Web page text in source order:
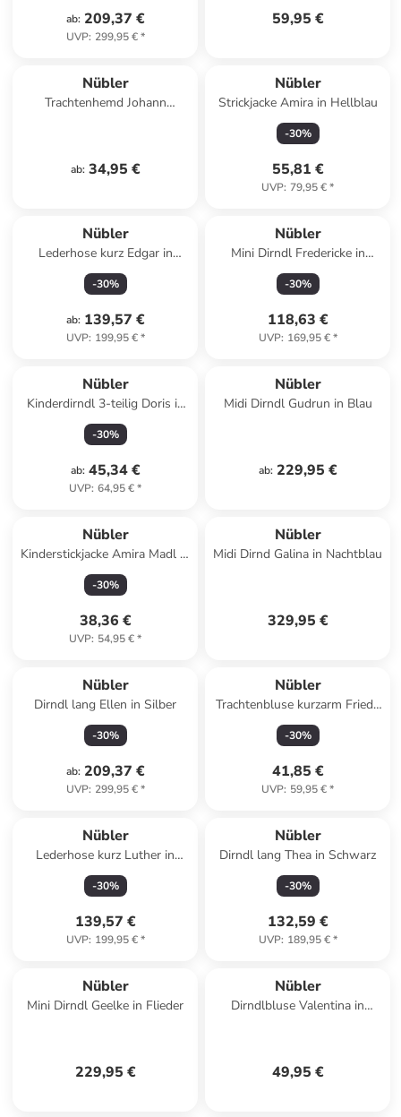
ab: 209,37 €
UVP: 299,95 €*
59,95 €
Nübler
Trachtenhemd Johann
ab: 34,95 €
Nübler
Strickjacke Amira in Hellblau
-30%
55,81 €
UVP: 79,95 €*
Nübler
Lederhose kurz Edgar in
Braun
-30%
ab: 139,57 €
UVP: 199,95 €*
Nübler
Mini Dirndl Fredericke in
Salbei
-30%
118,63 €
UVP: 169,95 €*
Nübler
Kinderdirndl 3-teilig Doris in
Beere
-30%
ab: 45,34 €
UVP: 64,95 €*
Nübler
Midi Dirndl Gudrun in Blau
ab: 229,95 €
Nübler
Kinderstickjacke Amira Madl in
Hellblau
-30%
38,36 €
UVP: 54,95 €*
Nübler
Midi Dirnd Galina in Nachtblau
329,95 €
Nübler
Dirndl lang Ellen in Silber
-30%
ab: 209,37 €
UVP: 299,95 €*
Nübler
Trachtenbluse kurzarm Frieda
in Silber
-30%
41,85 €
UVP: 59,95 €*
Nübler
Lederhose kurz Luther in
Braun
-30%
139,57 €
UVP: 199,95 €*
Nübler
Dirndl lang Thea in Schwarz
-30%
132,59 €
UVP: 189,95 €*
Nübler
Mini Dirndl Geelke in Flieder
229,95 €
Nübler
Dirndlbluse Valentina in
49,95 €